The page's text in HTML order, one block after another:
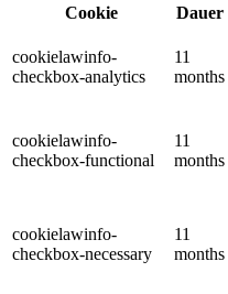
Cookie
Dauer
cookielawinfo-
checkbox-analytics
11
months
cookielawinfo-
checkbox-functional
11
months
cookielawinfo-
checkbox-necessary
11
months